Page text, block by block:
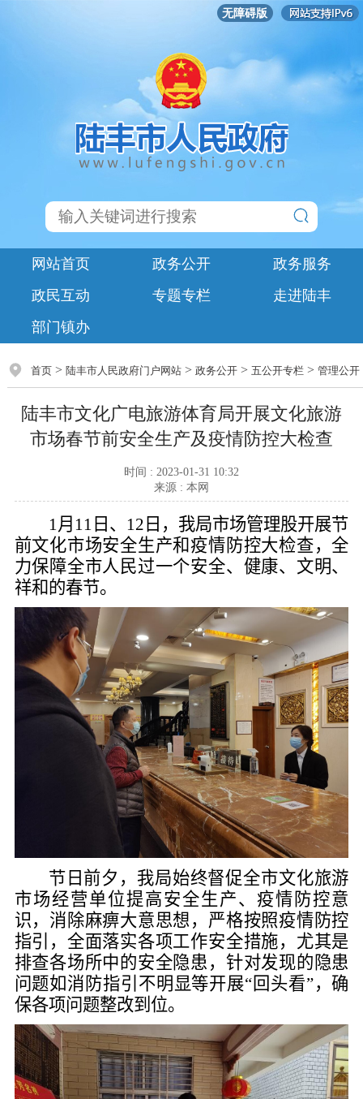
无障碍版
网站首页 政务公开
政务服务
政民互动
专题专栏
走进陆丰
部门镇办
首页> 陆丰市人民政府门户网站> 政务公开> 五公开专栏> 管理公开
陆丰市文化广电旅游体育局开展文化旅游
市场春节前安全生产及疫情防控大检查
时间 : 2023-01-31 10:32
来源 : 本网
1 月 11 日、 12 日 ， 我局市场管理股开展节
前文化市场安全生产和疫情防控大检查，全
力保障全市人民过一个安全、健康、文明、
祥和的春节。
节日前夕，我局始终督促全市文化旅游
市场经营单位提高安全生产、疫情防控意
识，消除麻痹大意思想，严格按照疫情防控
指引，全面落实各项工作安全措施，尤其是
排查各场所中的安全隐患，针对发现的隐患
问题如消防指引不明显等开展“回头看”，确
保各项问题整改到位。